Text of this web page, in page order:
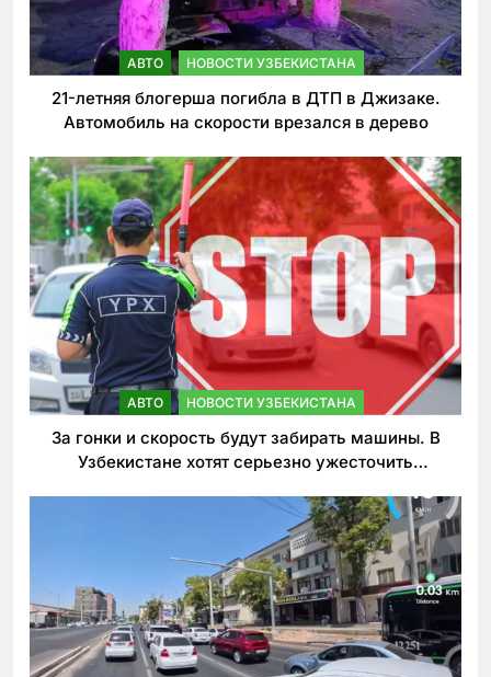
АВТО НОВОСТИ УЗБЕКИСТАНА
21-летняя блогерша погибла в ДТП в Джизаке.
Автомобиль на скорости врезался в дерево
АВТО НОВОСТИ УЗБЕКИСТАНА
За гонки и скорость будут забирать машины. В
Узбекистане хотят серьезно ужесточить